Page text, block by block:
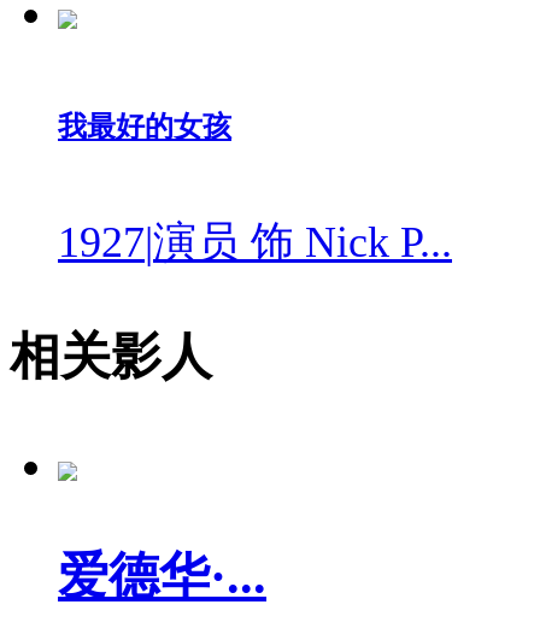
我最好的女孩
1927|演员 饰 Nick P...
相关影人
爱德华·...